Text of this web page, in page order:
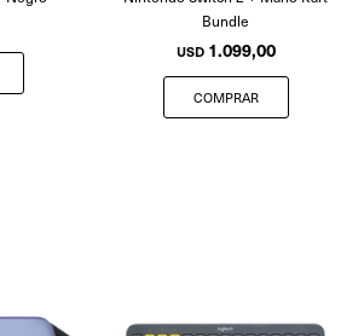
Bundle
USD 1.099,00